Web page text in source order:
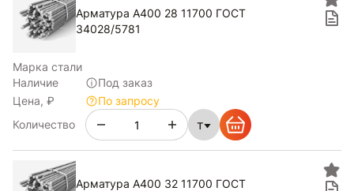
Арматура А400 28 11700 ГОСТ
34028/5781
Марка стали
Наличие
Под заказ
Цена, ₽
По запросу
Количество
т
Арматура А400 32 11700 ГОСТ